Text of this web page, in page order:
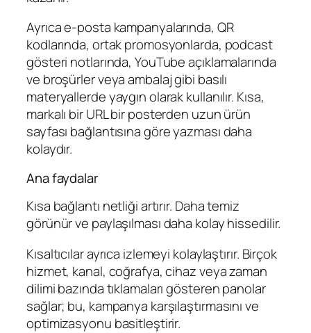
Ayrıca e-posta kampanyalarında, QR
kodlarında, ortak promosyonlarda, podcast
gösteri notlarında, YouTube açıklamalarında
ve broşürler veya ambalaj gibi basılı
materyallerde yaygın olarak kullanılır. Kısa,
markalı bir URL bir posterden uzun ürün
sayfası bağlantısına göre yazması daha
kolaydır.
Ana faydalar
Kısa bağlantı netliği artırır. Daha temiz
görünür ve paylaşılması daha kolay hissedilir.
Kısaltıcılar ayrıca izlemeyi kolaylaştırır. Birçok
hizmet, kanal, coğrafya, cihaz veya zaman
dilimi bazında tıklamaları gösteren panolar
sağlar; bu, kampanya karşılaştırmasını ve
optimizasyonu basitleştirir.